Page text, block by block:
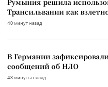
Румыния решила
Трансильвании как
40 минут назад
В Германии
сообщений об НЛО
43 минуты назад